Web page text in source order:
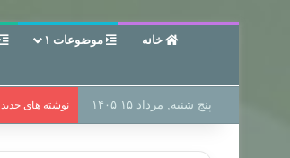
خانه موضوعات ۱
پنج شنبه, مرداد ۱۵ ۱۴۰۵ نوشته های جدید